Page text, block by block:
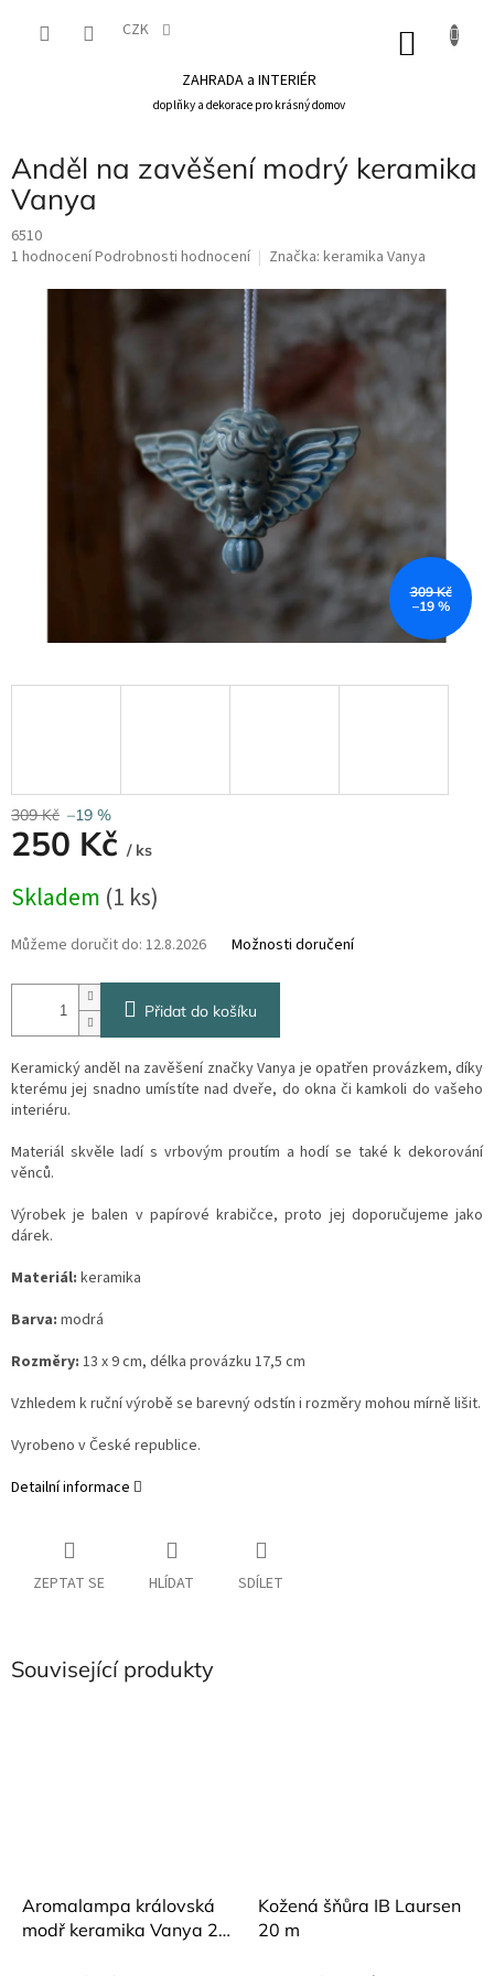
CZK
ZAHRADA a INTERIÉR
doplňky a dekorace pro krásný domov
Anděl na zavěšení modrý keramika
Vanya
6510
Průměrné
1 hodnoceníPodrobnosti hodnocení Značka: keramika Vanya
309 Kč
–19 %
309 Kč –19 %
250 Kč / ks
cena:
Skladem (1 ks)
Můžeme doručit do: 12.8.2026 Možnosti doručení
Přidat do košíku
Keramický anděl na zavěšení značky Vanya je opatřen provázkem, díky
kterému jej snadno umístíte nad dveře, do okna či kamkoli do vašeho
interiéru.
Materiál skvěle ladí s vrbovým proutím a hodí se také k dekorování
věnců.
Výrobek je balen v papírové krabičce, proto jej doporučujeme jako
dárek.
Materiál: keramika
Barva: modrá
Rozměry: 13 x 9 cm, délka provázku 17,5 cm
Vzhledem k ruční výrobě se barevný odstín i rozměry mohou mírně lišit.
Vyrobeno v České republice.
Detailní informace
ZEPTAT SE HLÍDAT SDÍLET
Související produkty
Aromalampa královská
modř keramika Vanya 21
Kožená šňůra IB Laursen
20 m